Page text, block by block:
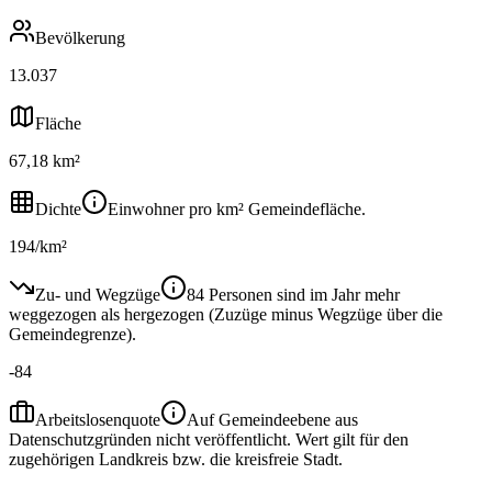
Bevölkerung
13.037
Fläche
67,18 km²
Dichte
Einwohner pro km² Gemeindefläche.
194/km²
Zu- und Wegzüge
84 Personen sind im Jahr mehr
weggezogen als hergezogen (Zuzüge minus Wegzüge über die
Gemeindegrenze).
-84
Arbeitslosenquote
Auf Gemeindeebene aus
Datenschutzgründen nicht veröffentlicht. Wert gilt für den
zugehörigen Landkreis bzw. die kreisfreie Stadt.